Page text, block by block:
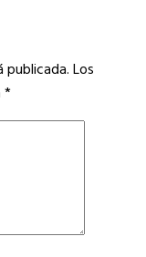
publicada.Los
*